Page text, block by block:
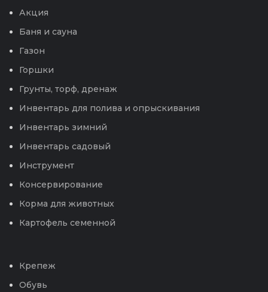
Акция
Баня и сауна
Газон
Горшки
Грунты, торф, дренаж
Инвентарь для полива и опрыскивания
Инвентарь зимний
Инвентарь садовый
Инструмент
Консервирование
Корма для животных
Картофель семенной
Крепеж
Обувь